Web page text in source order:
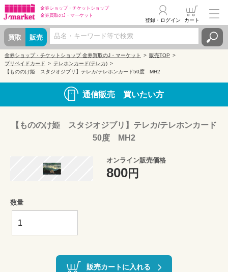
金券ショップ・ チケットショップ
金券買取のJ・マーケット
買取 販売
登録・ログイン カート
金券ショップ・チケットショップ 金券買取のJ・マーケット
販売TOP
プリペイドカード
テレホンカード(テレカ)
【もののけ姫 スタジオジブリ】テレカ/テレホンカード50度 MH2
通信販売 買いたい方
【もののけ姫 スタジオジブリ】テレカ/テレホンカード
50度 MH2
オンライン販売価格
800円
数量
販売カートに入れる